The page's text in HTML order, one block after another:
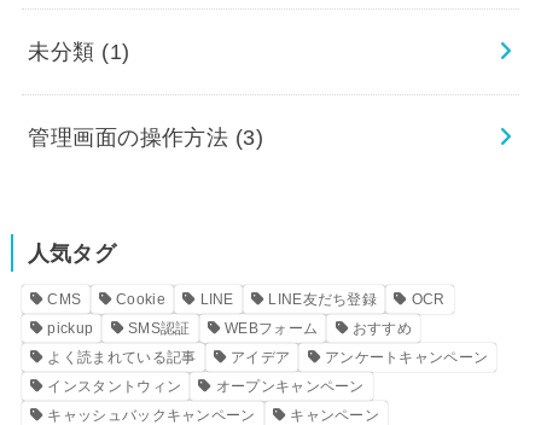
未分類 (1)
管理画面の操作方法 (3)
人気タグ
CMS Cookie LINE LINE友だち登録
OCR
pickup
SMS認証 WEBフォーム
おすすめ
よく読まれている記事
アイデア
アンケートキャンペーン
インスタントウィン
オープンキャンペーン
キャッシュバックキャンペーン
キャンペーン